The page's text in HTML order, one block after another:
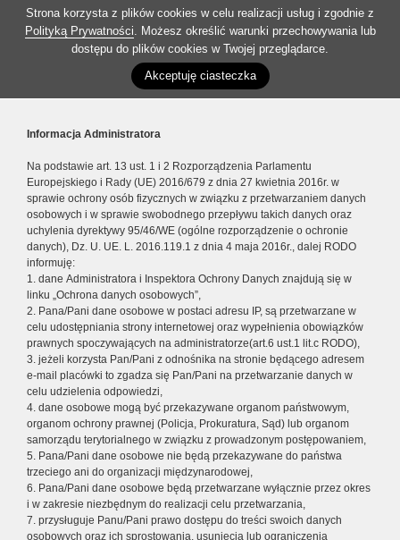
Strona korzysta z plików cookies w celu realizacji usług i zgodnie z
Polityką Prywatności. Możesz określić warunki przechowywania lub
dostępu do plików cookies w Twojej przeglądarce.
Akceptuję ciasteczka
Informacja Administratora
Na podstawie art. 13 ust. 1 i 2 Rozporządzenia Parlamentu
Europejskiego i Rady (UE) 2016/679 z dnia 27 kwietnia 2016r. w
sprawie ochrony osób fizycznych w związku z przetwarzaniem danych
osobowych i w sprawie swobodnego przepływu takich danych oraz
uchylenia dyrektywy 95/46/WE (ogólne rozporządzenie o ochronie
danych), Dz. U. UE. L. 2016.119.1 z dnia 4 maja 2016r., dalej RODO
informuję:
1. dane Administratora i Inspektora Ochrony Danych znajdują się w
linku „Ochrona danych osobowych”,
2. Pana/Pani dane osobowe w postaci adresu IP, są przetwarzane w
celu udostępniania strony internetowej oraz wypełnienia obowiązków
prawnych spoczywających na administratorze(art.6 ust.1 lit.c RODO),
3. jeżeli korzysta Pan/Pani z odnośnika na stronie będącego adresem
e-mail placówki to zgadza się Pan/Pani na przetwarzanie danych w
celu udzielenia odpowiedzi,
4. dane osobowe mogą być przekazywane organom państwowym,
organom ochrony prawnej (Policja, Prokuratura, Sąd) lub organom
samorządu terytorialnego w związku z prowadzonym postępowaniem,
5. Pana/Pani dane osobowe nie będą przekazywane do państwa
trzeciego ani do organizacji międzynarodowej,
6. Pana/Pani dane osobowe będą przetwarzane wyłącznie przez okres
i w zakresie niezbędnym do realizacji celu przetwarzania,
7. przysługuje Panu/Pani prawo dostępu do treści swoich danych
osobowych oraz ich sprostowania, usunięcia lub ograniczenia